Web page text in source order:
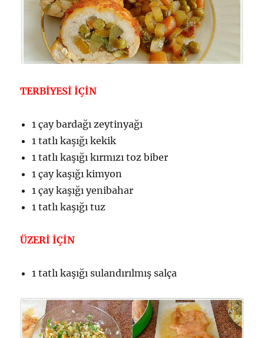
TERBİYESİ İÇİN
1 çay bardağı zeytinyağı
1 tatlı kaşığı kekik
1 tatlı kaşığı kırmızı toz biber
1 çay kaşığı kimyon
1 çay kaşığı yenibahar
1 tatlı kaşığı tuz
ÜZERİ İÇİN
1 tatlı kaşığı sulandırılmış salça